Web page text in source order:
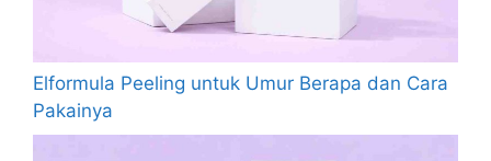
Elformula Peeling untuk Umur Berapa dan Cara
Pakainya